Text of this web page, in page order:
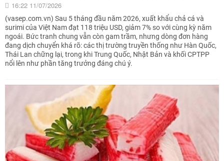
16:22 11/07/2026
(vasep.com.vn) Sau 5 tháng đầu năm 2026, xuất khẩu chả cá và
surimi của Việt Nam đạt 118 triệu USD, giảm 7% so với cùng kỳ năm
ngoái. Bức tranh chung vẫn còn gam trầm, nhưng dòng đơn hàng
đang dịch chuyển khá rõ: các thị trường truyền thống như Hàn Quốc,
Thái Lan chững lại, trong khi Trung Quốc, Nhật Bản và khối CPTPP
nổi lên như phần tăng trưởng đáng chú ý.